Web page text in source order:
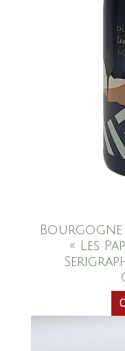
Bourgogne
« Les